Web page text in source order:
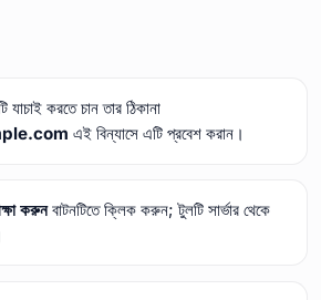
করতে চান তার ঠিকানা
এই বিন্যাসে এটি প্রবেশ করান।
করুনবাটনটিতে ক্লিক করুন; টুলটি সার্ভার থেকে